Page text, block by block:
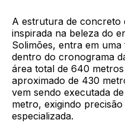
A estrutura de concreto
inspirada na beleza do
Solimões, entra em
dentro do cronograma
área total de 640
aproximado de 430
vem sendo executada
metro, exigindo
especializada.